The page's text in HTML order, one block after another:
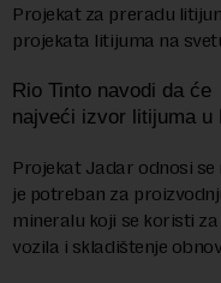
Projekat za preradu
projekata litijuma na
Rio Tinto navodi da
najveći izvor litijuma u
Projekat Jadar odnosi
je potreban za
mineralu koji se koristi
vozila i skladištenje